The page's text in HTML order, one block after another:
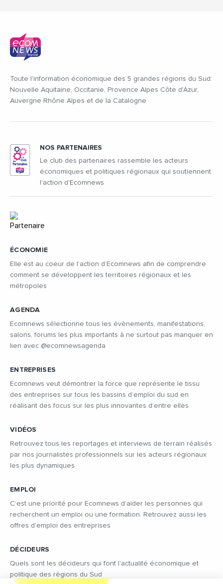
Toute l'information économique des 5 grandes régions du Sud:
Nouvelle Aquitaine, Occitanie, Provence Alpes Côte d'Azur,
Auvergne Rhône Alpes et de la Catalogne
ÉCONOMIE
Elle est au coeur de l’action d’Ecomnews afin de comprendre
comment se développent les territoires régionaux et les
métropoles
AGENDA
Ecomnews sélectionne tous les évènements, manifestations,
salons, forums les plus importants à ne surtout pas manquer en
lien avec @ecomnewsagenda
ENTREPRISES
Ecomnews veut démontrer la force que représente le tissu
des entreprises sur tous les bassins d’emploi du sud en
réalisant des focus sur les plus innovantes d’entre elles
VIDÉOS
Retrouvez tous les reportages et interviews de terrain réalisés
par nos journalistes professionnels sur les acteurs régionaux
les plus dynamiques
EMPLOI
C’est une priorité pour Ecomnews d’aider les personnes qui
recherchent un emploi ou une formation. Retrouvez aussi les
offres d’emploi des entreprises
DÉCIDEURS
Quels sont les décideurs qui font l’actualité économique et
politique des régions du Sud
NOS PARTENAIRES
Le club des partenaires rassemble les acteurs
économiques et politiques régionaux qui soutiennent
l'action d'Ecomnews